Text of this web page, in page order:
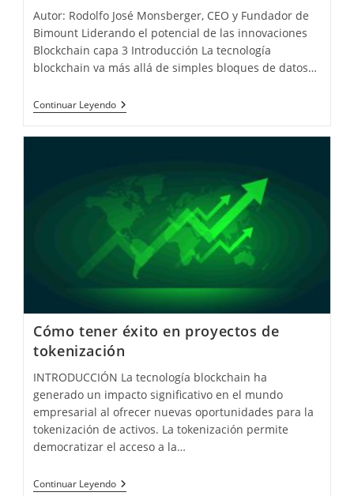
Autor: Rodolfo José Monsberger, CEO y Fundador de
Bimount Liderando el potencial de las innovaciones
Blockchain capa 3 Introducción La tecnología
blockchain va más allá de simples bloques de datos…
Continuar LeyendoBlockchain
–
Explorando
La
Interconexión,
Escalabilidad
Y
Tokenización
Cómo tener éxito en proyectos de
tokenización
INTRODUCCIÓN La tecnología blockchain ha
generado un impacto significativo en el mundo
empresarial al ofrecer nuevas oportunidades para la
tokenización de activos. La tokenización permite
democratizar el acceso a la…
Continuar LeyendoCómo